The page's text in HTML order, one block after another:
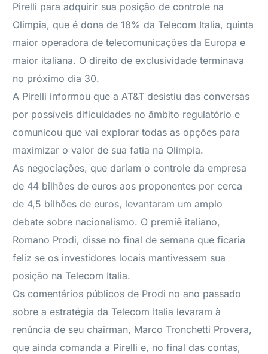
Pirelli para adquirir sua posição de controle na
Olimpia, que é dona de 18% da Telecom Italia, quinta
maior operadora de telecomunicações da Europa e
maior italiana. O direito de exclusividade terminava
no próximo dia 30.
A Pirelli informou que a AT&T desistiu das conversas
por possíveis dificuldades no âmbito regulatório e
comunicou que vai explorar todas as opções para
maximizar o valor de sua fatia na Olimpia.
As negociações, que dariam o controle da empresa
de 44 bilhões de euros aos proponentes por cerca
de 4,5 bilhões de euros, levantaram um amplo
debate sobre nacionalismo. O premiê italiano,
Romano Prodi, disse no final de semana que ficaria
feliz se os investidores locais mantivessem sua
posição na Telecom Italia.
Os comentários públicos de Prodi no ano passado
sobre a estratégia da Telecom Italia levaram à
renúncia de seu chairman, Marco Tronchetti Provera,
que ainda comanda a Pirelli e, no final das contas,